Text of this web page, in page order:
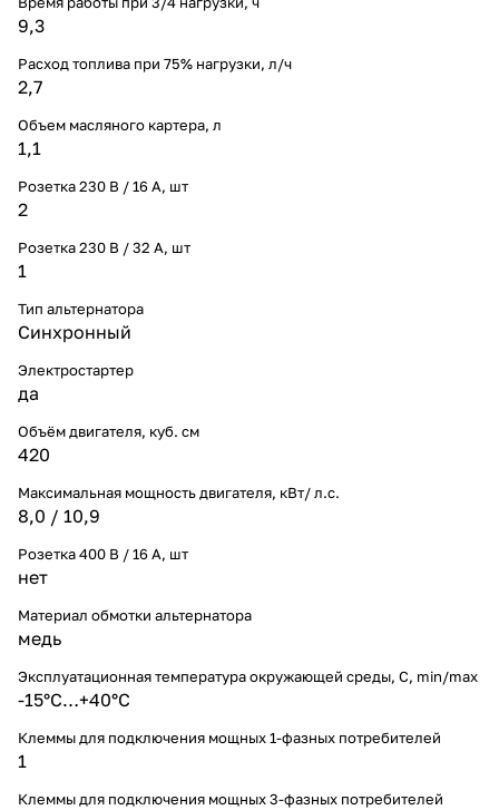
9,3
Расход топлива при 75% нагрузки, л/ч
2,7
Объем масляного картера, л
1,1
Розетка 230 В / 16 А, шт
2
Розетка 230 В / 32 А, шт
1
Тип альтернатора
Синхронный
Электростартер
да
Объём двигателя, куб. см
420
Максимальная мощность двигателя, кВт/ л.с.
8,0 / 10,9
Розетка 400 В / 16 А, шт
нет
Материал обмотки альтернатора
медь
Эксплуатационная температура окружающей среды, С, min/max
-15°С…+40°С
Клеммы для подключения мощных 1-фазных потребителей
1
Клеммы для подключения мощных 3-фазных потребителей